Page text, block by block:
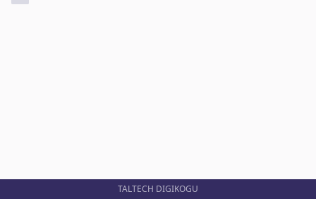
TALTECH DIGIKOGU